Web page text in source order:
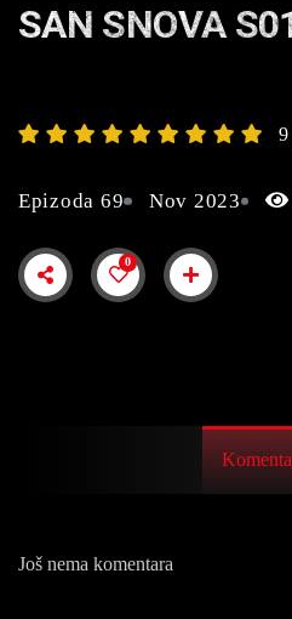
SAN SNOVA
9
Epizoda 69 Nov 2023
0
Još nema komentara